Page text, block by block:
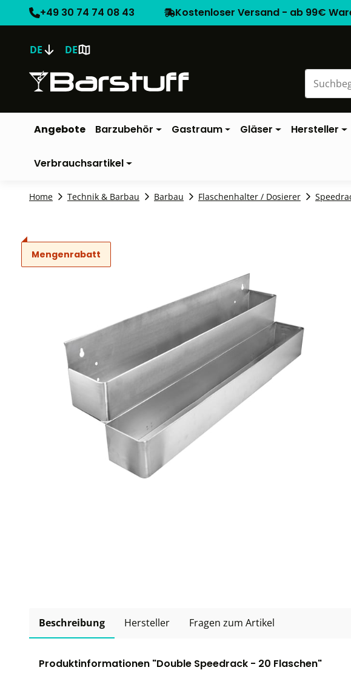
+49 30 74 74 08 43 Kostenloser Versand - ab 99€
DE DE
Angebote Barzubehör Gastraum Gläser Hersteller
Verbrauchsartikel
Home Technik & Barbau Barbau Flaschenhalter / Dosierer
Mengenrabatt
Beschreibung Hersteller Fragen zum Artikel
Produktinformationen "Double Speedrack - 20 Flaschen"